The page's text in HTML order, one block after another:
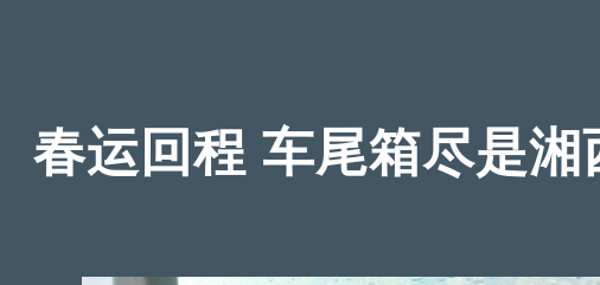
春运回程 车尾箱尽是湘